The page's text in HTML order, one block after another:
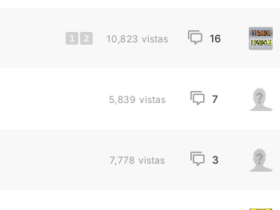
1 2 10,823 vistas 16
5,839 vistas 7
7,778 vistas 3